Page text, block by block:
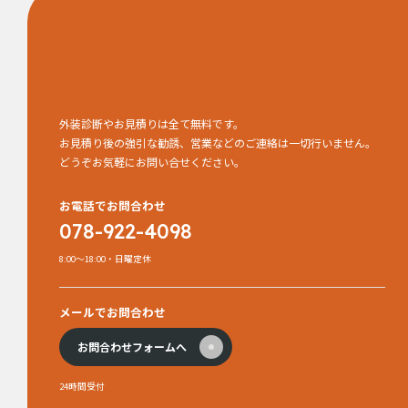
外装診断やお見積りは全て無料です。
お見積り後の強引な勧誘、営業などのご連絡は一切行いません。
どうぞお気軽にお問い合せください。
お電話でお問合わせ
078-922-4098
8:00～18:00・日曜定休
メールでお問合わせ
お問合わせフォームへ
24時間受付